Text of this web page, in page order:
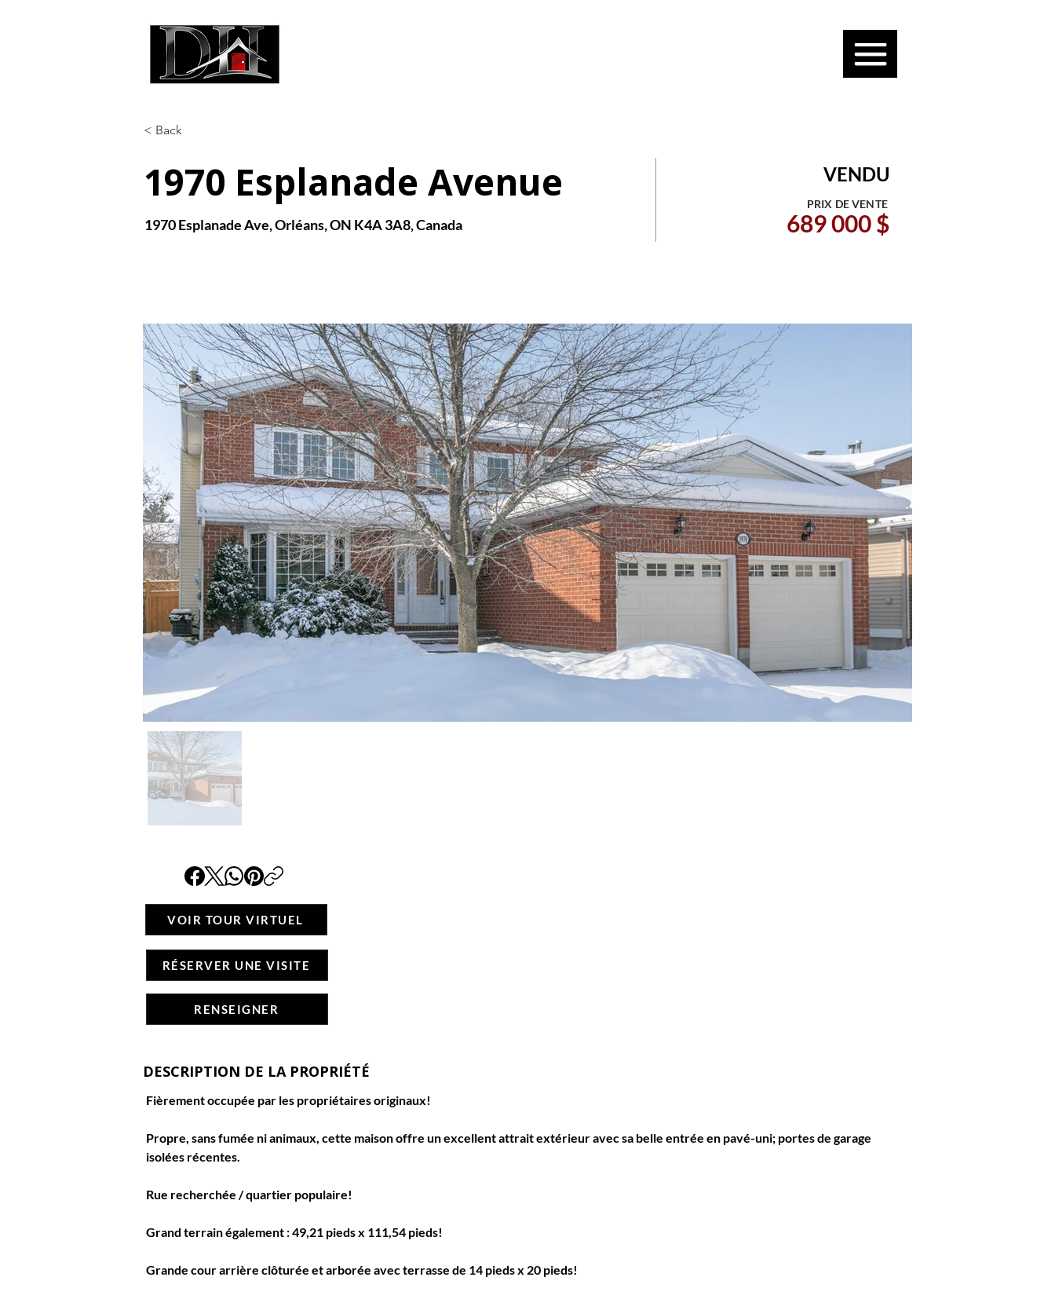
< Back
1970 Esplanade Avenue
1970 Esplanade Ave, Orléans, ON K4A 3A8, Canada
VENDU
PRIX DE VENTE
689 000 $
VOIR TOUR VIRTUEL
RÉSERVER UNE VISITE
RENSEIGNER
DESCRIPTION DE LA PROPRIÉTÉ
Fièrement occupée par les propriétaires originaux!
Propre, sans fumée ni animaux, cette maison offre un excellent attrait extérieur avec sa belle entrée en pavé-uni; portes de garage
isolées récentes.
Rue recherchée / quartier populaire!
Grand terrain également : 49,21 pieds x 111,54 pieds!
Grande cour arrière clôturée et arborée avec terrasse de 14 pieds x 20 pieds!